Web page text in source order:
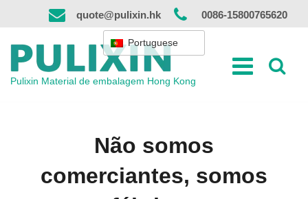
conteúdo
quote@pulixin.hk 0086-15800765620
Pulixin Material de embalagem Hong Kong
Portuguese
Não somos
comerciantes, somos